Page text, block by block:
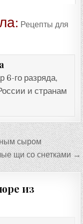
Рецепты для
6-го разряда,
и странам
сыром
щи со снетками →
из